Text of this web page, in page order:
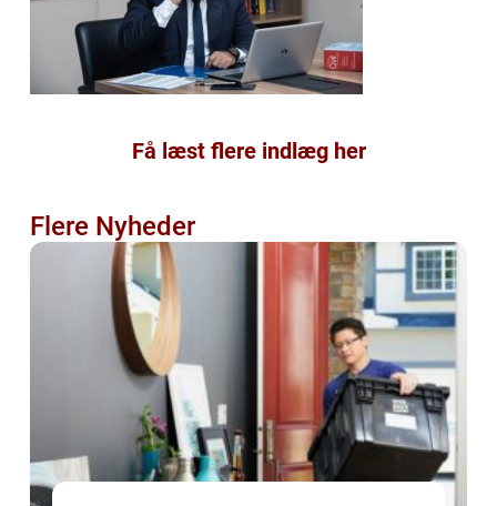
Få læst flere indlæg her
Flere Nyheder